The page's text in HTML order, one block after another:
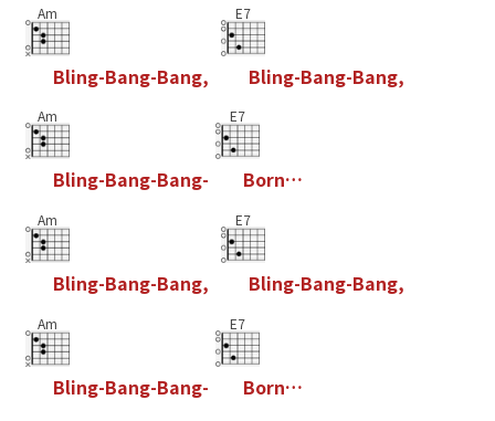
Am
Bling-Bang-Bang,
E7
Bling-Bang-Bang,
Am
Bling-Bang-Bang-
E7
Born…
Am
Bling-Bang-Bang,
E7
Bling-Bang-Bang,
Am
Bling-Bang-Bang-
E7
Born…